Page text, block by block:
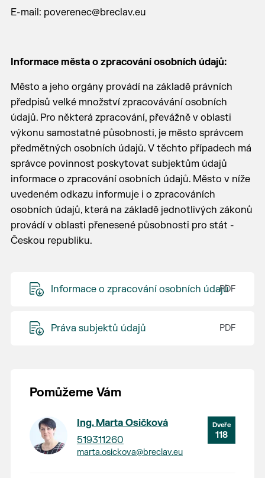
E-mail: poverenec@breclav.eu
Informace města o zpracování osobních údajů:
Město a jeho orgány provádí na základě právních
předpisů velké množství zpracovávání osobních
údajů. Pro některá zpracování, převážně v oblasti
výkonu samostatné působnosti, je město správcem
předmětných osobních údajů. V těchto případech má
správce povinnost poskytovat subjektům údajů
informace o zpracování osobních údajů. Město v níže
uvedeném odkazu informuje i o zpracováních
osobních údajů, která na základě jednotlivých zákonů
provádí v oblasti přenesené působnosti pro stát -
Českou republiku.
Informace o zpracování osobních údajů
Práva subjektů údajů
Pomůžeme Vám
118
Ing. Marta Osičková
519311260
marta.osickova@breclav.eu